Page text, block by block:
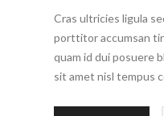
Cras ultricies ligula
porttitor accumsan
quam id dui posuere
sit amet nisl tempus